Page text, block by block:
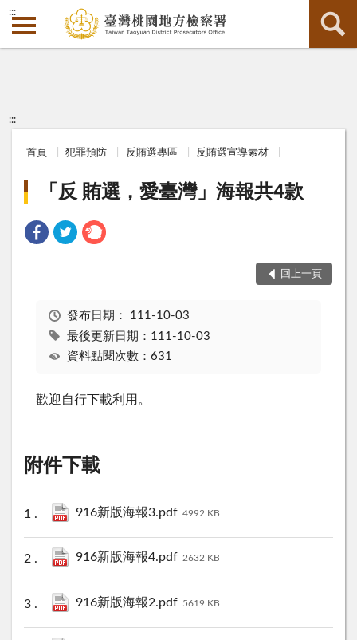
:::
:::
首頁 犯罪預防 反賄選專區 反賄選宣導素材
「反 賄選，愛臺灣」海報共4款
回上一頁
發布日期： 111-10-03
最後更新日期：111-10-03
資料點閱次數：631
歡迎自行下載利用。
附件下載
916新版海報3.pdf 4992 KB
916新版海報4.pdf 2632 KB
916新版海報2.pdf 5619 KB